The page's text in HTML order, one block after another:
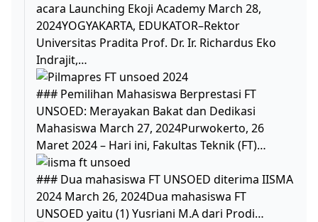
acara Launching Ekoji Academy March 28,
2024YOGYAKARTA, EDUKATOR–Rektor
Universitas Pradita Prof. Dr. Ir. Richardus Eko
Indrajit,…
### Pemilihan Mahasiswa Berprestasi FT
UNSOED: Merayakan Bakat dan Dedikasi
Mahasiswa March 27, 2024Purwokerto, 26
Maret 2024 – Hari ini, Fakultas Teknik (FT)…
### Dua mahasiswa FT UNSOED diterima IISMA
2024 March 26, 2024Dua mahasiswa FT
UNSOED yaitu (1) Yusriani M.A dari Prodi…